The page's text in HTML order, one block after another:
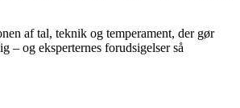
af tal, teknik og temperament, der gør
– og eksperternes forudsigelser så